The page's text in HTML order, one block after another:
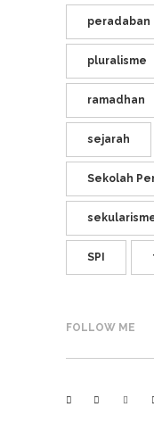
peradaban
pluralisme
ramadhan
sejarah
Sekolah
SPI
FOLLOW ME